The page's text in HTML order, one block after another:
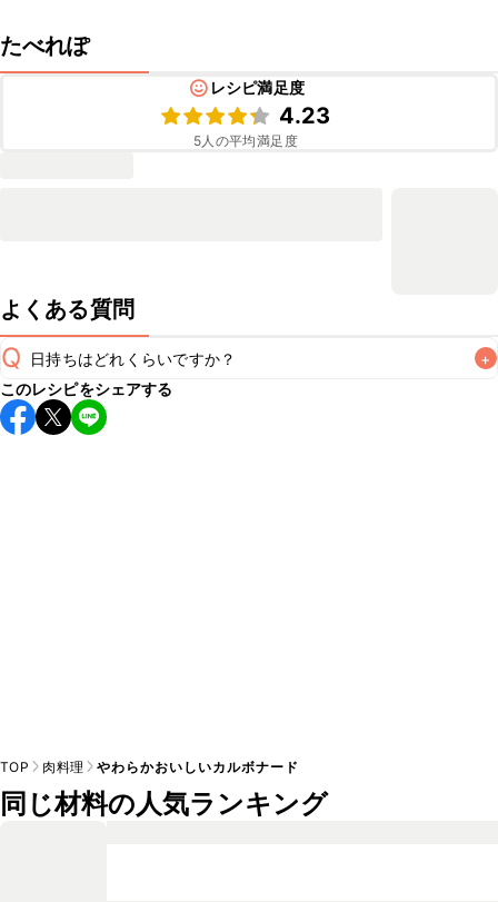
たべれぽ
レシピ満足度
4.23
5人の平均満足度
よくある質問
Q 日持ちはどれくらいですか？ +
保存期間は冷蔵で翌日中が目安です。なるべくお早めにお召
し上がりください。
このレシピをシェアする
TOP 肉料理 やわらかおいしいカルボナード
同じ材料の人気ランキング